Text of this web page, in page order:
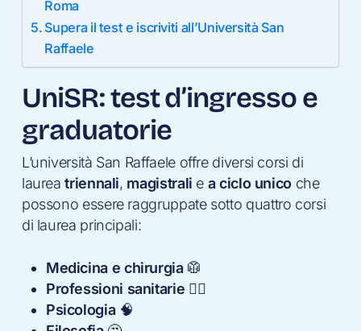
Roma
Supera il test e iscriviti all’Università San
Raffaele
UniSR: test d’ingresso e
graduatorie
L’università San Raffaele offre diversi corsi di
laureatriennali, magistrali e a ciclo unico che
possono essere raggruppate sotto quattro corsi
di laurea principali:
Medicina e chirurgia🥼
Professioni sanitarie 🧑‍⚕️
Psicologia🧠